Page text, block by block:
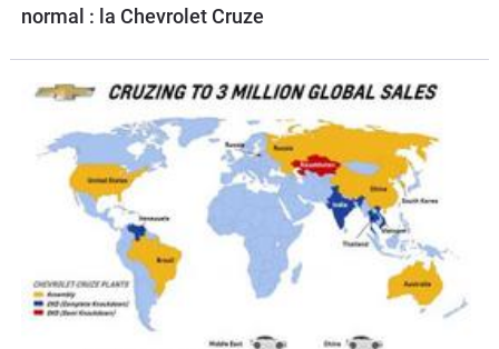
normal : la Chevrolet Cruze